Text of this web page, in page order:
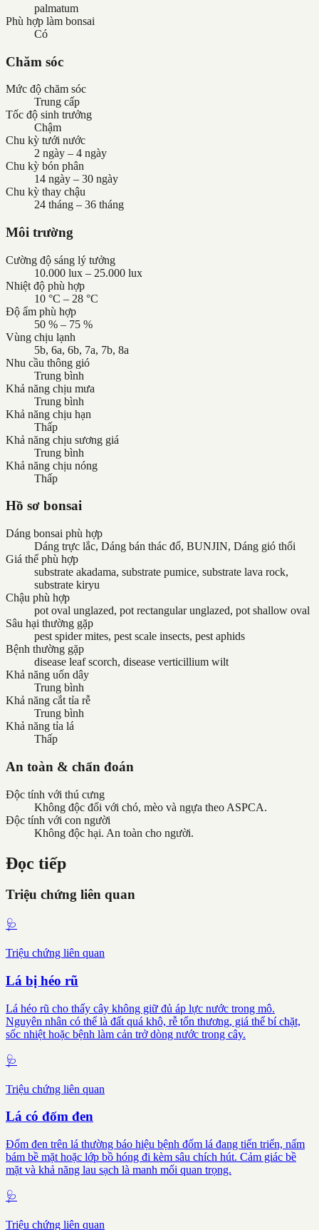
palmatum
Phù hợp làm bonsai
Có
Chăm sóc
Mức độ chăm sóc
Trung cấp
Tốc độ sinh trưởng
Chậm
Chu kỳ tưới nước
2 ngày – 4 ngày
Chu kỳ bón phân
14 ngày – 30 ngày
Chu kỳ thay chậu
24 tháng – 36 tháng
Môi trường
Cường độ sáng lý tưởng
10.000 lux – 25.000 lux
Nhiệt độ phù hợp
10 °C – 28 °C
Độ ẩm phù hợp
50 % – 75 %
Vùng chịu lạnh
5b, 6a, 6b, 7a, 7b, 8a
Nhu cầu thông gió
Trung bình
Khả năng chịu mưa
Trung bình
Khả năng chịu hạn
Thấp
Khả năng chịu sương giá
Trung bình
Khả năng chịu nóng
Thấp
Hồ sơ bonsai
Dáng bonsai phù hợp
Dáng trực lắc, Dáng bán thác đổ, BUNJIN, Dáng gió thổi
Giá thể phù hợp
substrate akadama, substrate pumice, substrate lava rock,
substrate kiryu
Chậu phù hợp
pot oval unglazed, pot rectangular unglazed, pot shallow oval
Sâu hại thường gặp
pest spider mites, pest scale insects, pest aphids
Bệnh thường gặp
disease leaf scorch, disease verticillium wilt
Khả năng uốn dây
Trung bình
Khả năng cắt tỉa rễ
Trung bình
Khả năng tỉa lá
Thấp
An toàn & chẩn đoán
Độc tính với thú cưng
Không độc đối với chó, mèo và ngựa theo ASPCA.
Độc tính với con người
Không độc hại. An toàn cho người.
Đọc tiếp
Triệu chứng liên quan
🩺
Triệu chứng liên quan
Lá bị héo rũ
Lá héo rũ cho thấy cây không giữ đủ áp lực nước trong mô.
Nguyên nhân có thể là đất quá khô, rễ tổn thương, giá thể bí chặt,
sốc nhiệt hoặc bệnh làm cản trở dòng nước trong cây.
🩺
Triệu chứng liên quan
Lá có đốm đen
Đốm đen trên lá thường báo hiệu bệnh đốm lá đang tiến triển, nấm
bám bề mặt hoặc lớp bồ hóng đi kèm sâu chích hút. Cảm giác bề
mặt và khả năng lau sạch là manh mối quan trọng.
🩺
Triệu chứng liên quan